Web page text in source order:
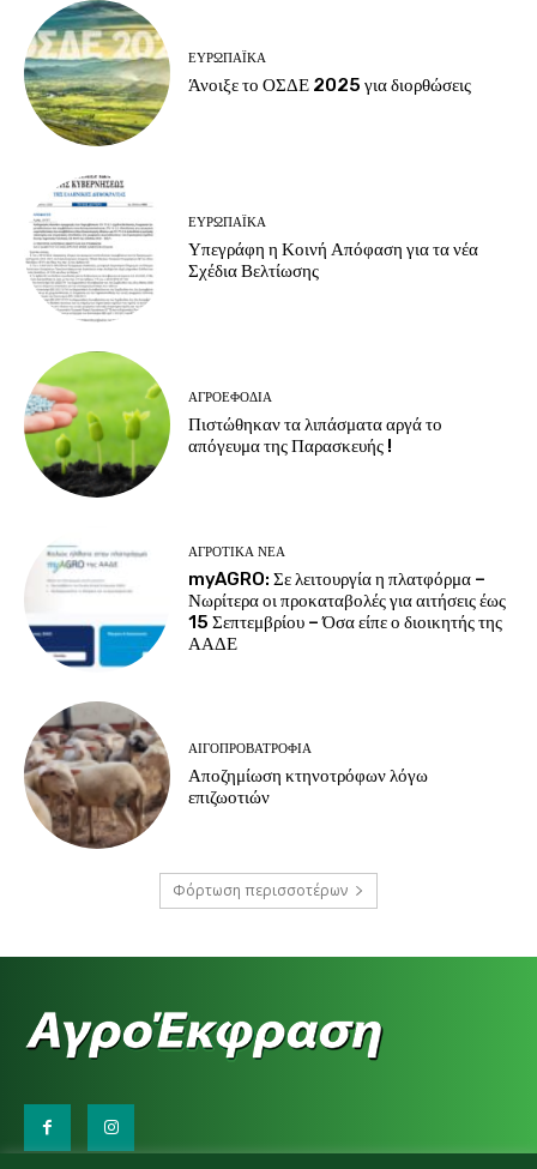
ΕΥΡΩΠΑΪΚΆ
Άνοιξε το ΟΣΔΕ 2025 για διορθώσεις
ΕΥΡΩΠΑΪΚΆ
Υπεγράφη η Κοινή Απόφαση για τα νέα
Σχέδια Βελτίωσης
ΑΓΡΟΕΦΌΔΙΑ
Πιστώθηκαν τα λιπάσματα αργά το
απόγευμα της Παρασκευής !
ΑΓΡΟΤΙΚΆ ΝΈΑ
myAGRO: Σε λειτουργία η πλατφόρμα –
Νωρίτερα οι προκαταβολές για αιτήσεις έως
15 Σεπτεμβρίου – Όσα είπε ο διοικητής της
ΑΑΔΕ
ΑΙΓΟΠΡΟΒΑΤΡΟΦΊΑ
Αποζημίωση κτηνοτρόφων λόγω
επιζωοτιών
Φόρτωση περισσοτέρων